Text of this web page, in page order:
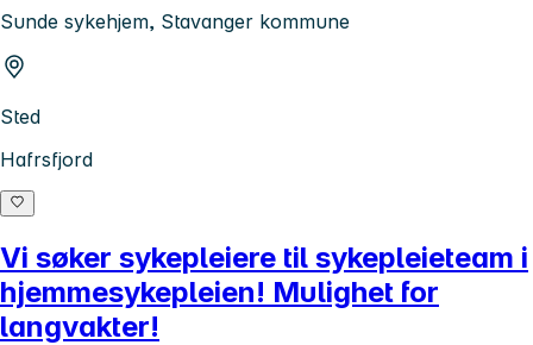
Sunde sykehjem, Stavanger kommune
Sted
Hafrsfjord
Vi søker sykepleiere til sykepleieteam i
hjemmesykepleien! Mulighet for
langvakter!